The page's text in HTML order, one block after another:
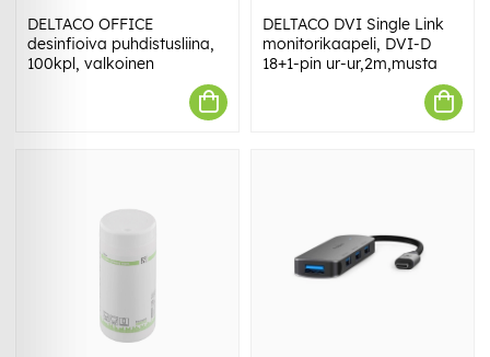
DELTACO OFFICE
desinfioiva puhdistusliina,
100kpl, valkoinen
DELTACO DVI Single Link
monitorikaapeli, DVI-D
18+1-pin ur-ur,2m,musta